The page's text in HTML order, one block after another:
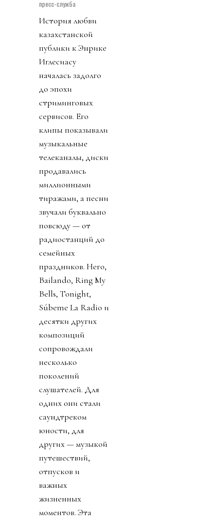
пресс-служба
История любви
казахстанской
публики к Энрике
Иглесиасу
началась задолго
до эпохи
стриминговых
сервисов. Его
клипы показывали
музыкальные
телеканалы, диски
продавались
миллионными
тиражами, а песни
звучали буквально
повсюду — от
радиостанций до
семейных
праздников. Hero,
Bailando, Ring My
Bells, Tonight,
Súbeme La Radio и
десятки других
композиций
сопровождали
несколько
поколений
слушателей. Для
одних они стали
саундтреком
юности, для
других — музыкой
путешествий,
отпусков и
важных
жизненных
моментов. Эта